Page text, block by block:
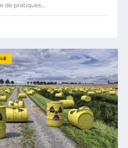
de pratiques…